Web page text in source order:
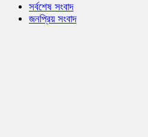
সর্বশেষ সংবাদ
জনপ্রিয় সংবাদ